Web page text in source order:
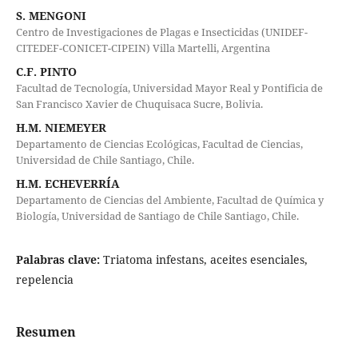
S. MENGONI
Centro de Investigaciones de Plagas e Insecticidas (UNIDEF-
CITEDEF-CONICET-CIPEIN) Villa Martelli, Argentina
C.F. PINTO
Facultad de Tecnología, Universidad Mayor Real y Pontificia de
San Francisco Xavier de Chuquisaca Sucre, Bolivia.
H.M. NIEMEYER
Departamento de Ciencias Ecológicas, Facultad de Ciencias,
Universidad de Chile Santiago, Chile.
H.M. ECHEVERRÍA
Departamento de Ciencias del Ambiente, Facultad de Química y
Biología, Universidad de Santiago de Chile Santiago, Chile.
Palabras clave: Triatoma infestans, aceites esenciales,
repelencia
Resumen